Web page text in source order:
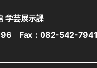
学芸展示課
Fax：082-542-7941